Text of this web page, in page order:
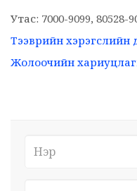
Утас: 7000-9099, 80528-
Тээврийн хэрэгслийн
Жолоочийн